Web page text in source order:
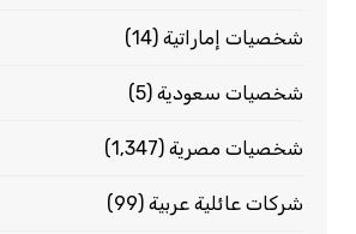
شخصيات إماراتية(14)
شخصيات سعودية(5)
شخصيات مصرية(1٬347)
شركات عائلية عربية(99)